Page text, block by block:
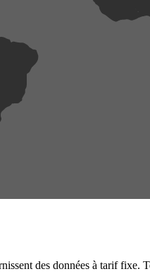
des données à tarif fixe.